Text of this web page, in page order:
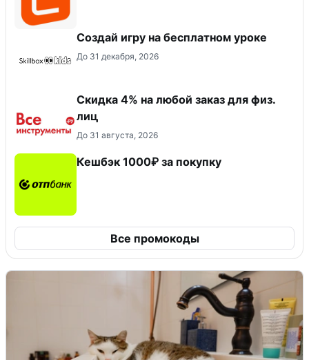
Создай игру на бесплатном уроке
До 31 декабря, 2026
Скидка 4% на любой заказ для физ.
лиц
До 31 августа, 2026
Кешбэк 1000₽ за покупку
Все промокоды